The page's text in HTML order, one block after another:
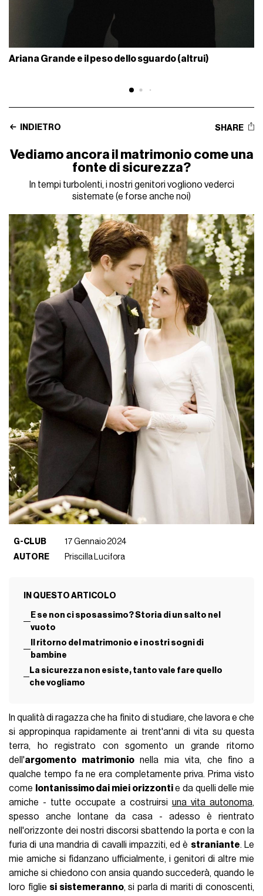
Ariana Grande e il peso dello sguardo (altrui)
INDIETRO SHARE
Vediamo ancora il matrimonio come una
fonte di sicurezza?
In tempi turbolenti, i nostri genitori vogliono vederci
sistemate (e forse anche noi)
G-CLUB
17 Gennaio 2024
AUTORE
Priscilla Lucifora
IN QUESTO ARTICOLO
E se non ci sposassimo? Storia di un salto nel
vuoto
Il ritorno del matrimonio e i nostri sogni di
bambine
La sicurezza non esiste, tanto vale fare quello
che vogliamo
In qualità di ragazza che ha finito di studiare, che lavora e che
si appropinqua rapidamente ai trent'anni di vita su questa
terra, ho registrato con sgomento un grande ritorno
dell'argomento matrimonionella mia vita, che fino a
qualche tempo fa ne era completamente priva. Prima visto
come
lontanissimo dai miei orizzontie da quelli delle mie
amiche - tutte occupate a costruirsi una vita autonoma,
spesso anche lontane da casa - adesso è rientrato
nell'orizzonte dei nostri discorsi sbattendo la porta e con la
furia di una mandria di cavalli impazziti, ed è straniante. Le
mie amiche si fidanzano ufficialmente, i genitori di altre mie
amiche si chiedono con ansia quando succederà, quando le
loro figlie si sistemeranno, si parla di mariti di conoscenti,